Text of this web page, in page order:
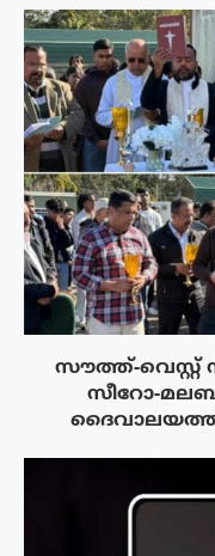
സൗത്ത്-വെസ്റ്റ്
സീറോ-